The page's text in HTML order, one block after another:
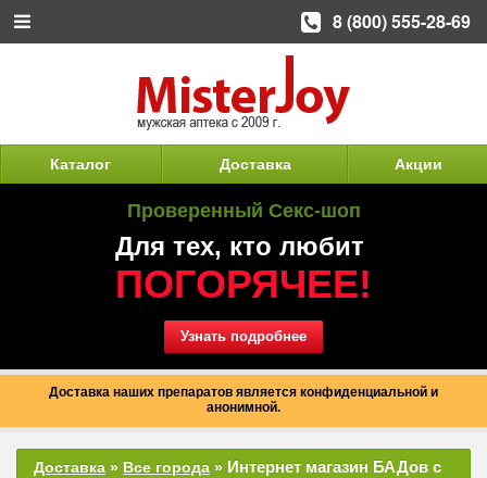
Каталог Доставка Акции
Проверенный Секс-шоп
Для тех, кто любит
ПОГОРЯЧЕЕ!
Узнать подробнее
Доставка наших препаратов является конфиденциальной и
анонимной.
Доставка » Все города » Интернет магазин БАДов с
8 (800) 555-28-69